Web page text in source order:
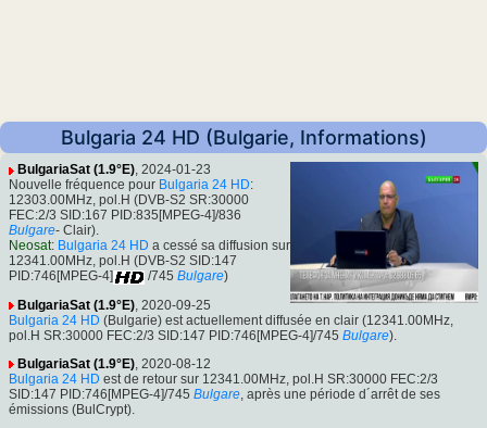
Bulgaria 24 HD (Bulgarie, Informations)
BulgariaSat (1.9°E), 2024-01-23
Nouvelle fréquence pour Bulgaria 24 HD:
12303.00MHz, pol.H (DVB-S2 SR:30000
FEC:2/3 SID:167 PID:835[MPEG-4]/836
Bulgare- Clair).
Neosat: Bulgaria 24 HD a cessé sa diffusion sur
12341.00MHz, pol.H (DVB-S2 SID:147
PID:746[MPEG-4]
/745 Bulgare)
BulgariaSat (1.9°E) , 2020-09-25
Bulgaria 24 HD (Bulgarie) est actuellement diffusée en clair (12341.00MHz,
pol.H SR:30000 FEC:2/3 SID:147 PID:746[MPEG-4]/745 Bulgare).
BulgariaSat (1.9°E) , 2020-08-12
Bulgaria 24 HD est de retour sur 12341.00MHz, pol.H SR:30000 FEC:2/3
SID:147 PID:746[MPEG-4]/745 Bulgare , après une période d´arrêt de ses
émissions (BulCrypt).